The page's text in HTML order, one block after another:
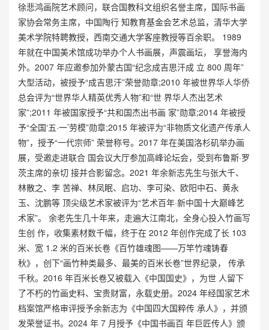
徐悲鸿画院艺术顾问，联合国教科文组织名誉主席，国际书画
家协会常务主席，中国陶行 知教育基金会艺术总监，清华大学
美术学院特聘教授，西南交通大学客座教授等百余职。 1989
年就在中国美术馆成功举办个人书画展，声震画坛， 享誉海内
外。2007 年应邀参加外蒙古国“纪念成吉思汗成 立 800 周年”
大型活动，被授予“成吉思汗”荣誉勋章;2010 年被世界华人华侨
总会评为“世界华人精英优秀人物”和“世 界华人杰出艺术
家”;2011 年被国家授予“共和国杰出书画 家”勋章;2014 年被授
予“全国‘五·一’劳模”勋章;2015 年被评为“非物质文化遗产传承人
物”，授予“一代宗师” 荣誉称号。2017 年在美国洛杉矶举办画
展，受邀走进联合 国会议大厅参加高峰论坛会，受到布鲁斯·罗
茨主席的亲切 接并合影留念。2021 年余新志先生与张大千、
林散之、李 苦禅、林凤眠、启功、李可染、欧阳中石、黄永
玉、沈鹏等 顶尖级艺术家被评为“艺术百年·新中国十大巅峰艺
术家”。 余老先生几十年来，走遍大江南北，全身心投入竹画写
生创 作，收集素材数千幅，终于在 2012 年创作完成了长 103
米、宽 1.2 米的百米长卷《百竹雄魂图——万竿竹魂铸春
秋》，创下“画竹种类最多、最美的百米长卷”世界纪录， 传承
千秋。2016 年百米长卷又被载入《中国国史》，为世 人留下
了不朽的竹画史料、宝贵财富，永载史册。2024 年经国家艺术
档案馆严格审评授予余新志为《中国四大国粹传 承人》，并颁
发荣誉证书。2024 年 7 月授予《中国书画百 年巨匠传人》颁